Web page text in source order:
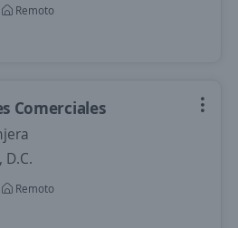
Remoto
Comerciales
D.C.
Remoto